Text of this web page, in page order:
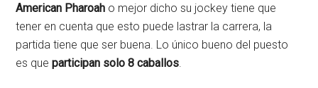
American Pharoah o mejor dicho su jockey tiene que
tener en cuenta que esto puede lastrar la carrera, la
partida tiene que ser buena. Lo único bueno del puesto
es queparticipan solo 8 caballos